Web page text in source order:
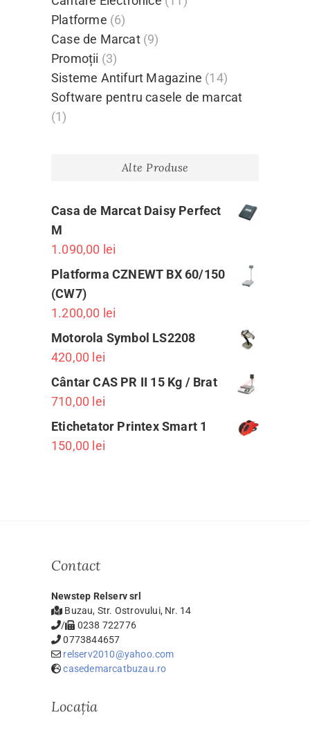
Platforme (6)
Case de Marcat (9)
Promoții (3)
Sisteme Antifurt Magazine (14)
Software pentru casele de marcat
(1)
Alte Produse
Casa de Marcat Daisy Perfect
M
1.090,00 lei
Platforma CZNEWT BX 60/150
(CW7)
1.200,00 lei
Motorola Symbol LS2208
420,00 lei
Cântar CAS PR II 15 Kg / Brat
710,00 lei
Etichetator Printex Smart 1
150,00 lei
Contact
Newstep Relserv srl
Buzau, Str. Ostrovului, Nr. 14
/
0238 722776
0773844657
relserv2010@yahoo.com
casedemarcatbuzau.ro
Locația